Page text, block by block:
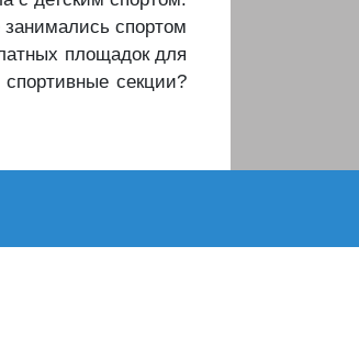
спортом
площадок для
секции?